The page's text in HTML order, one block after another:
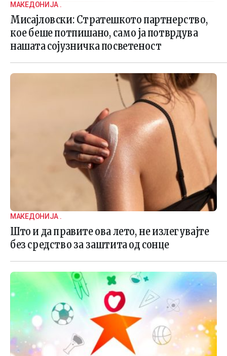
МАКЕДОНИЈА .
Мисајловски: Стратешкото партнерство,
кое беше потпишано, само ја потврдува
нашата сојузничка посветеност
МАКЕДОНИЈА .
Што и да правите ова лето, не излегувајте
без средство за заштита од сонце